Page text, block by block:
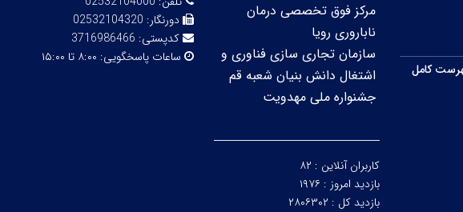
کامل
مرکز فوق تخصصی درمان
ناباروری رویا
سازمان تجاری سازی فناوری و
اشتغال دانش بنیان شعبه قم
جشنواره ملی مهدویت
کاربران آنلاین : ۸۲
بازدید امروز : ۱۹۷۶
بازدید کل : ۲۸۰۶۳۰۲
دورنگار: 02532104320
کدپستی: 3716986466
ساعات پاسخگویی: ۸:۰۰ تا ۱۵:۰۰